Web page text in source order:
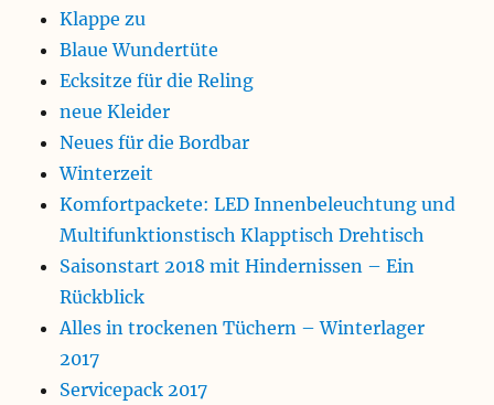
Klappe zu
Blaue Wundertüte
Ecksitze für die Reling
neue Kleider
Neues für die Bordbar
Winterzeit
Komfortpackete: LED Innenbeleuchtung und
Multifunktionstisch Klapptisch Drehtisch
Saisonstart 2018 mit Hindernissen – Ein
Rückblick
Alles in trockenen Tüchern – Winterlager
2017
Servicepack 2017